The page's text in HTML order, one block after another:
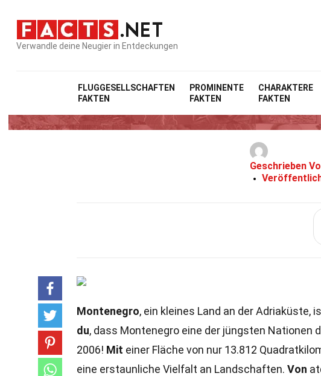
Verwandle deine Neugier in Entdeckungen
FLUGGESELLSCHAFTEN
FAKTEN
PROMINENTE
FAKTEN
CHARAKTERE
FAKTEN31
Geschrieben
Montenegro, ein kleines Land an der Adriaküste,
du, dass Montenegro eine der jüngsten Nationen
2006! Mit einer Fläche von nur 13.812
eine erstaunliche Vielfalt an Landschaften. Von